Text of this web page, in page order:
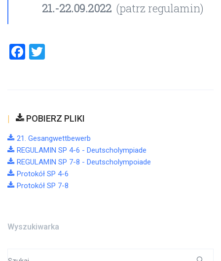
21.-22.09.2022 (patrz regulamin)
Facebook
POBIERZ PLIKI
21. Gesangwettbewerb
REGULAMIN SP 4-6 - Deutscholympiade
REGULAMIN SP 7-8 - Deutscholympoiade
Protokół SP 4-6
Protokół SP 7-8
Wyszukiwarka